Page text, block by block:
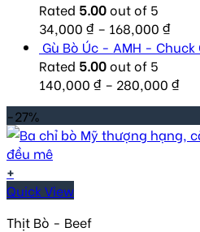
Rated 5.00out of 5
34,000 ₫ – 168,000 ₫
Gù Bò Úc - AMH - Chuck
Rated 5.00out of 5
140,000 ₫ – 280,000 ₫
-27%
+
Quick View
Thịt Bò - Beef